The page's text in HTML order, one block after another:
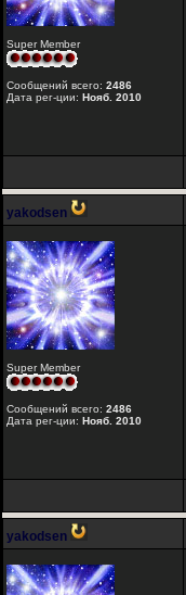
Super Member
Сообщений всего: 2486
Дата рег-ции: Нояб. 2010
yakodsen
Super Member
Сообщений всего: 2486
Дата рег-ции: Нояб. 2010
yakodsen